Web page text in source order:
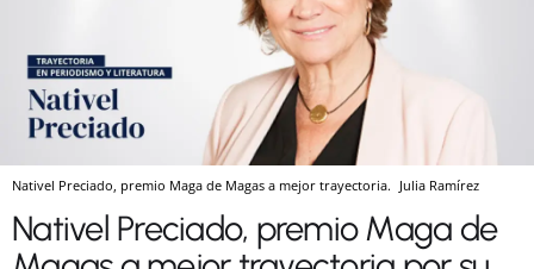
Nativel Preciado, premio Maga de Magas a mejor trayectoria. Julia Ramírez
Nativel Preciado, premio Maga de